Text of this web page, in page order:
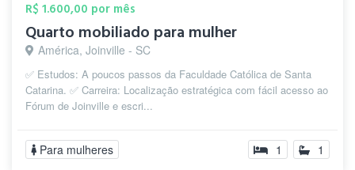
R$ 1.600,00 por mês
Quarto mobiliado para mulher
América, Joinville - SC
✅ Estudos: A poucos passos da Faculdade Católica de Santa
Catarina. ✅ Carreira: Localização estratégica com fácil acesso ao
Fórum de Joinville e escri...
Para mulheres 1 1